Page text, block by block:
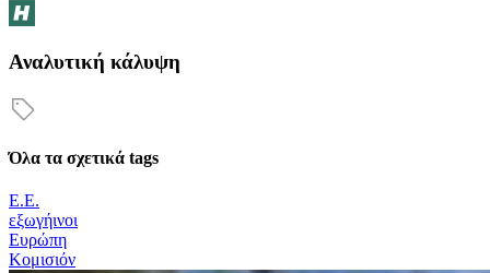
Αναλυτική κάλυψη
Όλα τα σχετικά tags
Ε.Ε.
εξωγήινοι
Ευρώπη
Κομισιόν